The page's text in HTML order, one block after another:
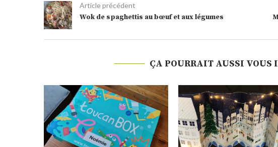
Article précédent
Wok de spaghettis au bœuf et aux légumes
ÇA POURRAIT AUSSI VOUS